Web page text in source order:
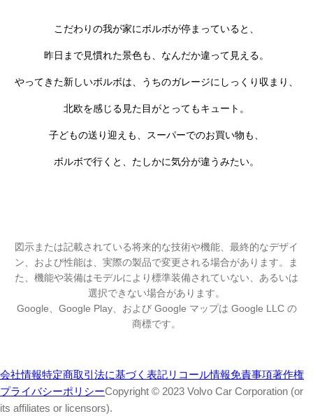
こだわりの我が家にボルボが停まっていると、
昨日まで見慣れた景色も、なんだか違って見える。
やってきた新しいボルボは、うちのガレージにしっくり収まり、
北欧を感じる見た目がとってもキュート。
子どもの送り迎えも、スーパーでのお買い物も、
ボルボで行くと、たしかに気分が違うみたい。
図示または記載されている将来的な技術や機能、最終的なデザイ
ン、および性能は、実際の製品で変更される場合があります。ま
た、機能や装備はモデルにより標準装備されていない、あるいは
選択できない場合があります。
Google、Google Play、および Google マップは Google LLC の
商標です。